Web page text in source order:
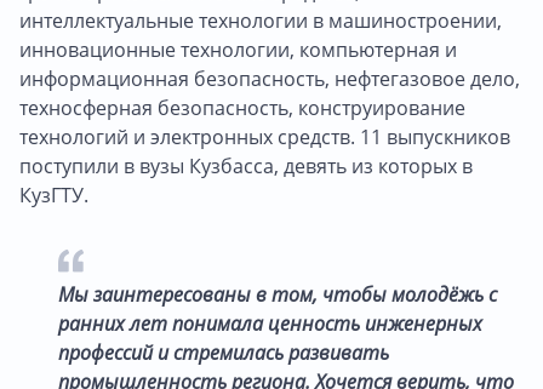
интеллектуальные технологии в машиностроении,
инновационные технологии, компьютерная и
информационная безопасность, нефтегазовое дело,
техносферная безопасность, конструирование
технологий и электронных средств. 11 выпускников
поступили в вузы Кузбасса, девять из которых в
КузГТУ.
Мы заинтересованы в том, чтобы молодёжь с
ранних лет понимала ценность инженерных
профессий и стремилась развивать
промышленность региона. Хочется верить, что